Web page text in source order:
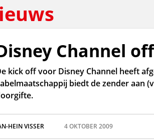
Channel
kick off voor Disney Channel heeft
biedt de zender aan
HEIN VISSER 4 OKTOBER 2009